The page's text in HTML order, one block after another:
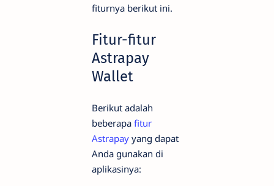
fiturnya berikut ini.
Fitur-fitur
Astrapay
Wallet
Berikut adalah
beberapa fitur
Astrapay yang dapat
Anda gunakan di
aplikasinya: